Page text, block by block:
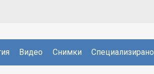
Видео Снимки Специализирано